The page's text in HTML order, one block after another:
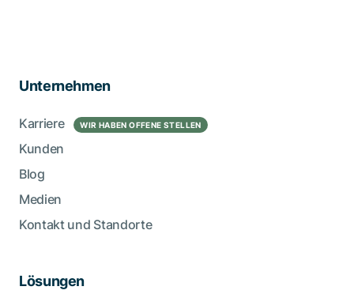
Unternehmen
Karriere WIR HABEN OFFENE STELLEN
Kunden
Blog
Medien
Kontakt und Standorte
Lösungen